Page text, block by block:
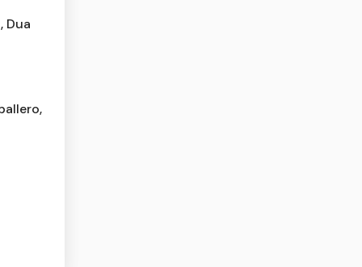
Dua